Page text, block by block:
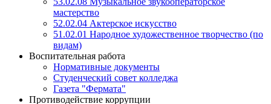
мастерство
52.02.04 Актерское искусство
51.02.01 Народное художественное творчество (по
видам)
Воспитательная работа
Нормативные документы
Студенческий совет колледжа
Газета "Фермата"
Противодействие коррупции